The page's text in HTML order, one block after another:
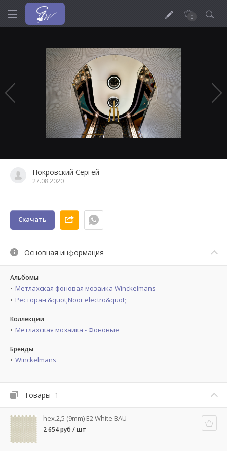
0
Покровский Сергей
27.08.2020
Скачать
Основная информация
Альбомы
Метлахская фоновая мозаика Winckelmans
Ресторан &quot;Noor electro&quot;
Коллекции
Метлахская мозаика - Фоновые
Бренды
Winckelmans
Товары 1
hex.2,5 (9mm) E2 White BAU
2 654 руб / шт